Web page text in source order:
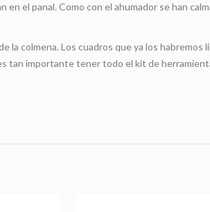
el panal. Como con el ahumador se han
la colmena. Los cuadros que ya los habremos
tan importante tener todo el kit de